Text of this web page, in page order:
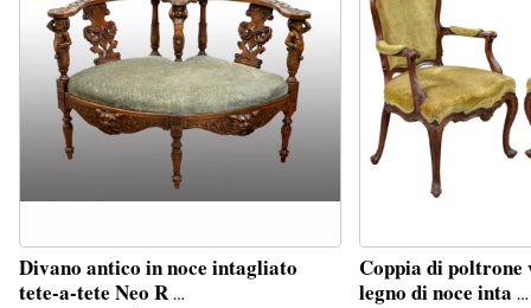
Divano antico in noce intagliato
tete-a-tete Neo R …
Coppia di poltrone
legno di noce inta …